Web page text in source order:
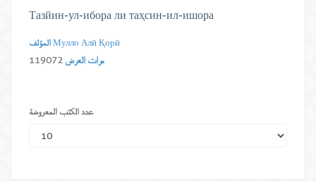
Тазйин-ул-ибора ли таҳсин-ил-ишора
Мулло Алӣ Қорӣ
مرات العرض 119072
عدد الكتب المعروضة